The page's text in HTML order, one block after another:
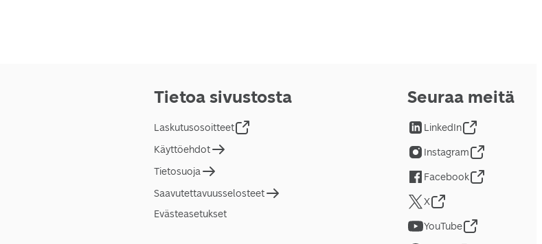
Tietoa sivustosta
Laskutusosoitteet
Käyttöehdot
Tietosuoja
Saavutettavuusselosteet
Evästeasetukset
Seuraa meitä
LinkedIn
Instagram
Facebook
X
YouTube